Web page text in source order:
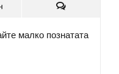
Коментари
малко познатата